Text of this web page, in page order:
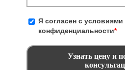
Я согласен с условиями
конфиденциальности*